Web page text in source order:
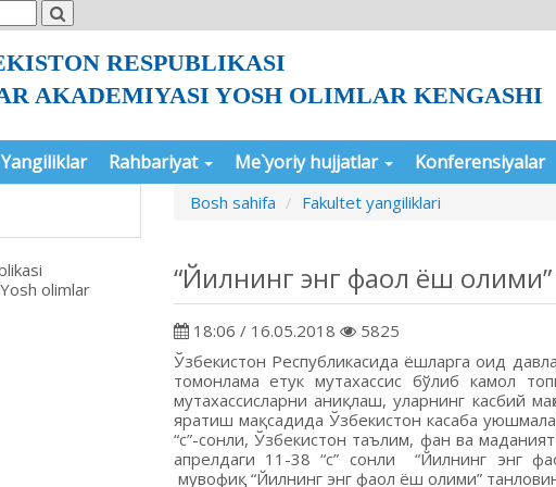
RESPUBLIKASI
AKADEMIYASI YOSH OLIMLAR KENGASHI
Yangiliklar Rahbariyat Me`yoriy hujjatlar Konferensiyalar
olimlar
Bosh sahifa Fakultet yangiliklari
“Йилнинг энг фаол ёш
18:06 / 16.05.2018 5825
Ўзбекистон Республикасида ёшларга оид
томонлама етук мутахассис бўлиб камол
мутахассисларни аниқлаш, уларнинг касбий
яратиш мақсадида Ўзбекистон касаба
“с”-сонли, Ўзбекистон таълим, фан ва
апрелдаги 11-38 “с” сонли “Йилнинг энг
мувофиқ “Йилнинг энг фаол ёш олими”